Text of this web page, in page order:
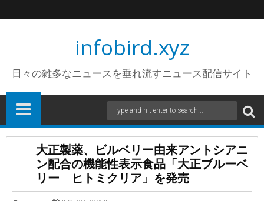
infobird.xyz
日々の雑多なニュースを垂れ流すニュース配信サイト
大正製薬、ビルベリー由来アントシアニ
ン配合の機能性表示食品「大正ブルーベ
リー ヒトミクリア」を発売